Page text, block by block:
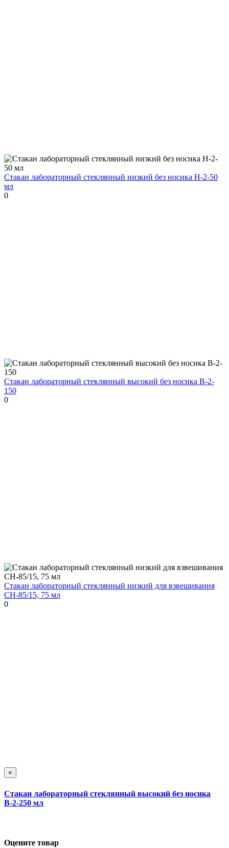
Стакан лабораторный стеклянный низкий без носика Н-2-50
мл
0
Стакан лабораторный стеклянный высокий без носика В-2-
150
0
Стакан лабораторный стеклянный низкий для взвешивания
СН-85/15, 75 мл
0
×
Стакан лабораторный стеклянный высокий без носика
В-2-250 мл
Оцените товар